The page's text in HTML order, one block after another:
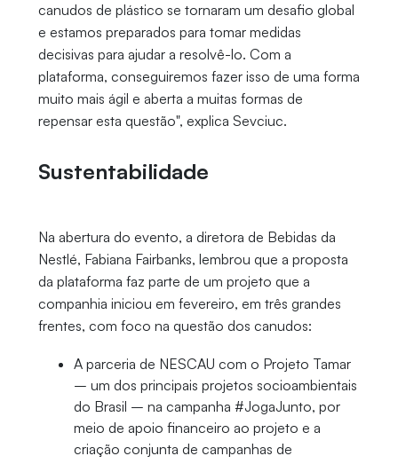
canudos de plástico se tornaram um desafio global
e estamos preparados para tomar medidas
decisivas para ajudar a resolvê-lo. Com a
plataforma, conseguiremos fazer isso de uma forma
muito mais ágil e aberta a muitas formas de
repensar esta questão", explica Sevciuc.
Sustentabilidade
Na abertura do evento, a diretora de Bebidas da
Nestlé, Fabiana Fairbanks, lembrou que a proposta
da plataforma faz parte de um projeto que a
companhia iniciou em fevereiro, em três grandes
frentes, com foco na questão dos canudos:
A parceria de NESCAU com o Projeto Tamar
– um dos principais projetos socioambientais
do Brasil – na campanha #JogaJunto, por
meio de apoio financeiro ao projeto e a
criação conjunta de campanhas de